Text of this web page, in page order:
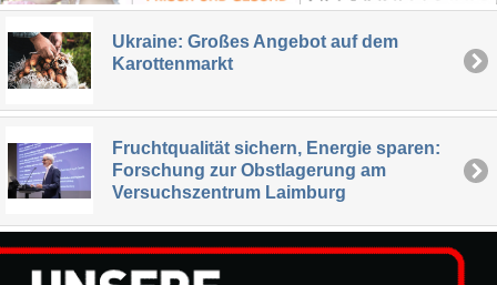
Ukraine: Großes Angebot auf dem
Karottenmarkt
Fruchtqualität sichern, Energie sparen:
Forschung zur Obstlagerung am
Versuchszentrum Laimburg